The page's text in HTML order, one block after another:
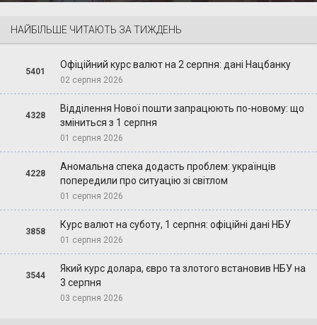
НАЙБІЛЬШЕ ЧИТАЮТЬ ЗА ТИЖДЕНЬ
5401
Офіційний курс валют на 2 серпня: дані Нацбанку
02 серпня 2026
4328
Відділення Нової пошти запрацюють по-новому: що
зміниться з 1 серпня
01 серпня 2026
4228
Аномальна спека додасть проблем: українців
попередили про ситуацію зі світлом
01 серпня 2026
3858
Курс валют на суботу, 1 серпня: офіційні дані НБУ
01 серпня 2026
3544
Який курс долара, євро та злотого встановив НБУ на
3 серпня
03 серпня 2026